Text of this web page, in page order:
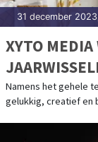
31 december
XYTO
CREATIEF
Namens het gehele
gelukkig, creatief en